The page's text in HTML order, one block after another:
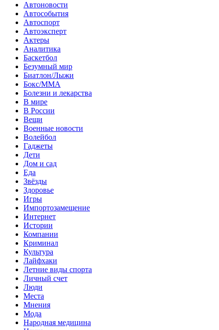
Автоновости
Автособытия
Автоспорт
Автоэксперт
Актеры
Аналитика
Баскетбол
Безумный мир
Биатлон/Лыжи
Бокс/MMA
Болезни и лекарства
В мире
В России
Вещи
Военные новости
Волейбол
Гаджеты
Дети
Дом и сад
Еда
Звёзды
Здоровье
Игры
Импортозамещение
Интернет
Истории
Компании
Криминал
Культура
Лайфхаки
Летние виды спорта
Личный счет
Люди
Места
Мнения
Мода
Народная медицина